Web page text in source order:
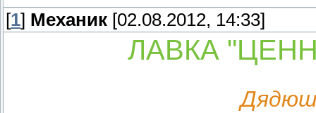
[1] Механик [02.08.2012, 14:33]
ЛАВКА